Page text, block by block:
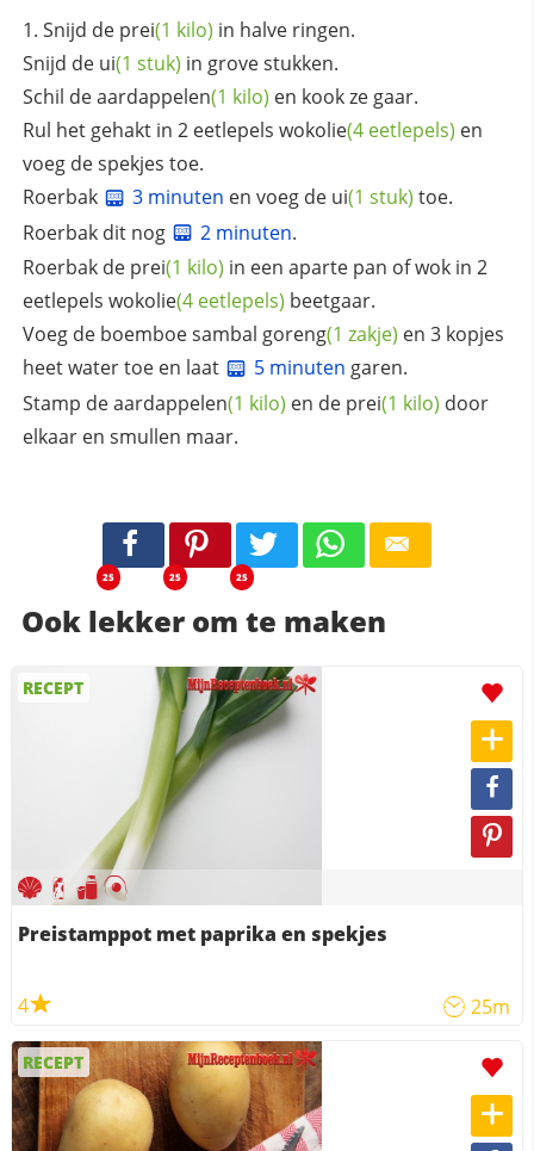
Snijd de prei(1 kilo) in halve ringen.
Snijd de ui(1 stuk) in grove stukken.
Schil deaardappelen(1 kilo) en kook ze gaar.
Rul het gehakt in 2 eetlepels wokolie(4 eetlepels) en
voeg de spekjes toe.
Roerbak
3 minuten en voeg de ui(1 stuk) toe.
Roerbak dit nog
2 minuten.
Roerbak de prei(1 kilo) in een aparte pan of wok in 2
eetlepels wokolie(4 eetlepels) beetgaar.
Voeg de boemboesambal goreng(1 zakje) en 3 kopjes
heet water toe en laat
5 minuten garen.
Stamp deaardappelen(1 kilo) en de prei(1 kilo) door
elkaar en smullen maar.
25 25 25
Ook lekker om te maken
RECEPT
Preistamppot met paprika en spekjes
4 25m
RECEPT